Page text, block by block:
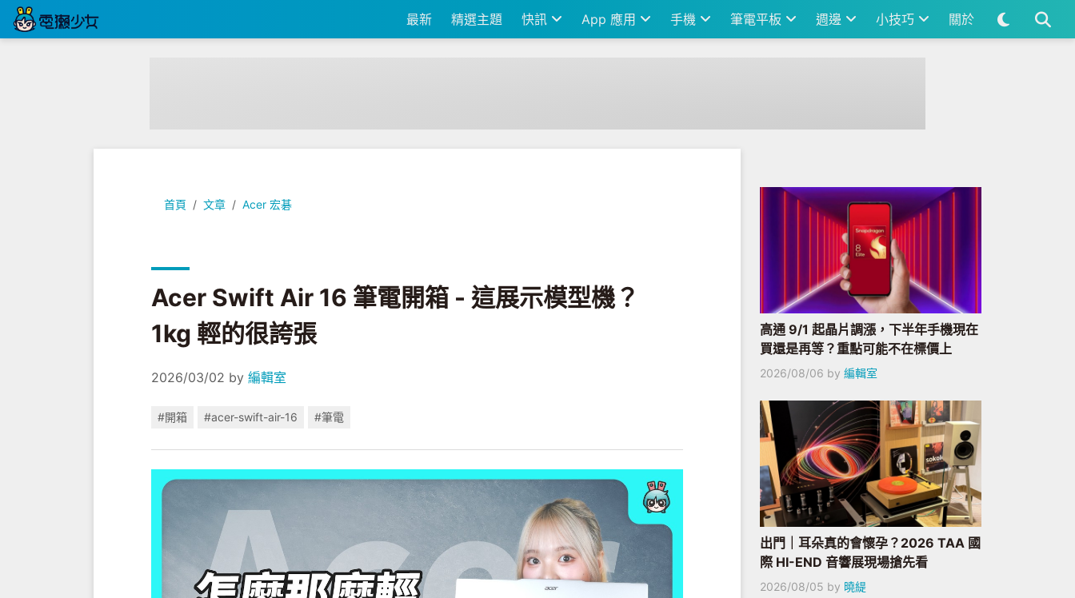
最新 精選主題 快訊 App 應用 手機 筆電平板 週邊 小技巧 關於
首頁 文章 Acer 宏碁
Acer Swift Air 16 筆電開箱 - 這展示模型機？ 1kg 輕的很誇張
Acer Swift Air 16 筆電開箱 - 這展示模型機？
1kg 輕的很誇張
2026/03/02 by 編輯室
#開箱 #acer-swift-air-16 #筆電
高通 9/1 起晶片調漲，下半年手機現在
買還是再等？重點可能不在標價上
2026/08/06 by 編輯室
出門｜耳朵真的會懷孕？2026 TAA 國
際 HI-END 音響展現場搶先看
2026/08/05 by 曉緹